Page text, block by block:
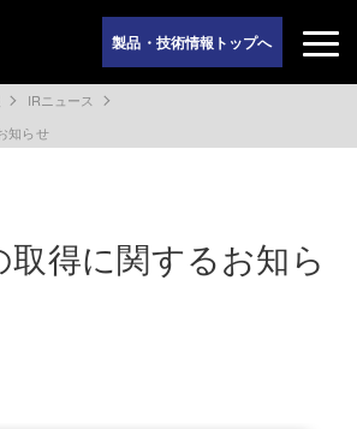
製品・技術情報トップへ
IRニュース
知らせ
取得に関するお知ら